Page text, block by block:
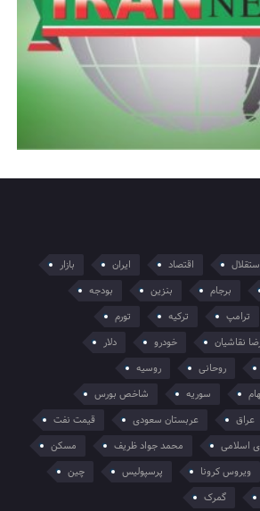
اقتصاد ایران
بازار
برجام بنزین
بودجه
ترامپ ترکیه
تورم
نقاشیان خودرو
دلار
روحانی
روسیه
سوریه
شاخص بورس
عراق عربستان سعودی
قیمت نفت
اسلامی محمد جواد ظریف
مسکن
ویروس کرونا پرسپولیس
چین
گمرک